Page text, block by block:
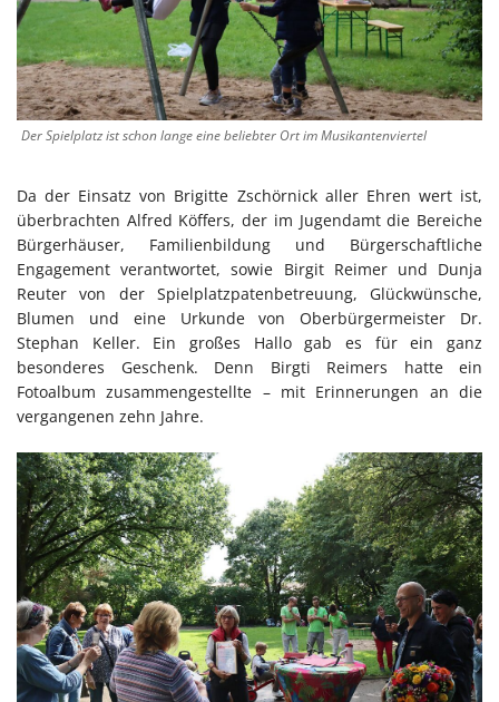
Der Spielplatz ist schon lange eine beliebter Ort im Musikantenviertel
Da der Einsatz von Brigitte Zschörnick aller Ehren wert ist,
überbrachten Alfred Köffers, der im Jugendamt die Bereiche
Bürgerhäuser, Familienbildung und Bürgerschaftliche
Engagement verantwortet, sowie Birgit Reimer und Dunja
Reuter von der Spielplatzpatenbetreuung, Glückwünsche,
Blumen und eine Urkunde von Oberbürgermeister Dr.
Stephan Keller. Ein großes Hallo gab es für ein ganz
besonderes Geschenk. Denn Birgti Reimers hatte ein
Fotoalbum zusammengestellte – mit Erinnerungen an die
vergangenen zehn Jahre.